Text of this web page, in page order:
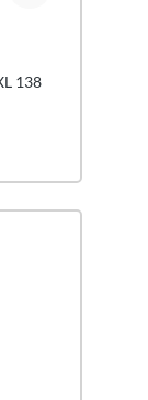
138